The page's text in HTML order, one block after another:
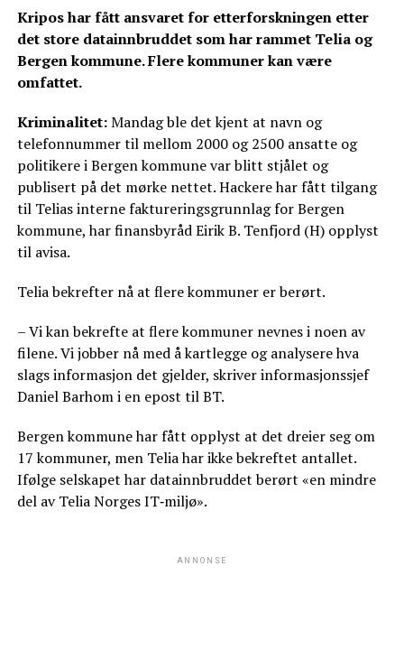
Kripos har fått ansvaret for etterforskningen etter
det store datainnbruddet som har rammet Telia og
Bergen kommune. Flere kommuner kan være
omfattet.
Kriminalitet:Mandag ble det kjent at navn og
telefonnummer til mellom 2000 og 2500 ansatte og
politikere i Bergen kommune var blitt stjålet og
publisert på det mørke nettet. Hackere har fått tilgang
til Telias interne faktureringsgrunnlag for Bergen
kommune, har finansbyråd Eirik B. Tenfjord (H) opplyst
til avisa.
Telia bekrefter nå at flere kommuner er berørt.
– Vi kan bekrefte at flere kommuner nevnes i noen av
filene. Vi jobber nå med å kartlegge og analysere hva
slags informasjon det gjelder, skriver informasjonssjef
Daniel Barhom i en epost til BT.
Bergen kommune har fått opplyst at det dreier seg om
17 kommuner, men Telia har ikke bekreftet antallet.
Ifølge selskapet har datainnbruddet berørt «en mindre
del av Telia Norges IT‑miljø».
ANNONSE